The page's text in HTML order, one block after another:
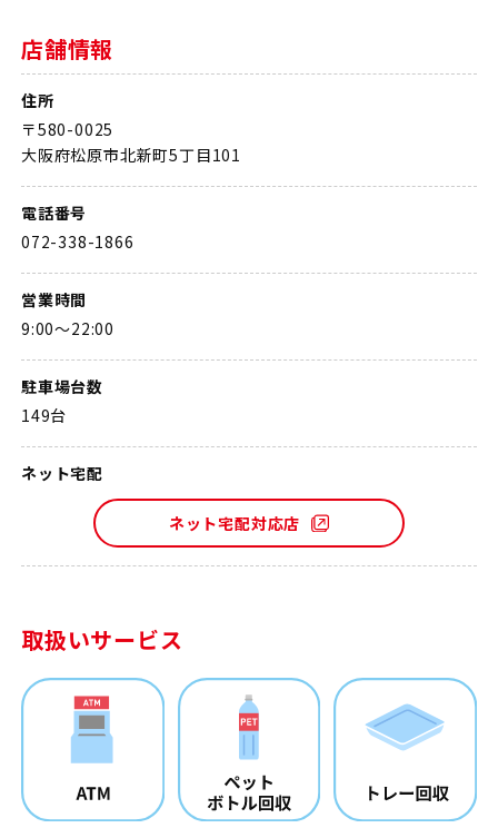
店舗情報
住所
〒580-0025
大阪府松原市北新町5丁目101
電話番号
072-338-1866
営業時間
9:00～22:00
駐車場台数
149台
ネット宅配
ネット宅配対応店
取扱いサービス